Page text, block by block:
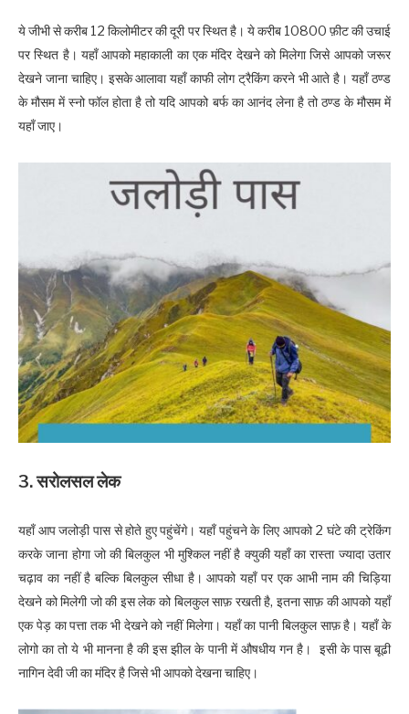
ये जीभी से करीब 12 किलोमीटर की दूरी पर स्थित है। ये करीब 10800 फ़ीट की उचाई
पर स्थित है। यहाँ आपको महाकाली का एक मंदिर देखने को मिलेगा जिसे आपको जरूर
देखने जाना चाहिए। इसके आलावा यहाँ काफी लोग ट्रैकिंग करने भी आते है। यहाँ ठण्ड
के मौसम में स्नो फॉल होता है तो यदि आपको बर्फ का आनंद लेना है तो ठण्ड के मौसम में
यहाँ जाए।
3. सरोलसल लेक
यहाँ आप जलोड़ी पास से होते हुए पहुंचेंगे। यहाँ पहुंचने के लिए आपको 2 घंटे की ट्रेकिंग
करके जाना होगा जो की बिलकुल भी मुश्किल नहीं है क्युकी यहाँ का रास्ता ज्यादा उतार
चढ़ाव का नहीं है बल्कि बिलकुल सीधा है। आपको यहाँ पर एक आभी नाम की चिड़िया
देखने को मिलेगी जो की इस लेक को बिलकुल साफ़ रखती है, इतना साफ़ की आपको यहाँ
एक पेड़ का पत्ता तक भी देखने को नहीं मिलेगा। यहाँ का पानी बिलकुल साफ़ है। यहाँ के
लोगो का तो ये भी मानना है की इस झील के पानी में औषधीय गन है। इसी के पास बूढी
नागिन देवी जी का मंदिर है जिसे भी आपको देखना चाहिए।